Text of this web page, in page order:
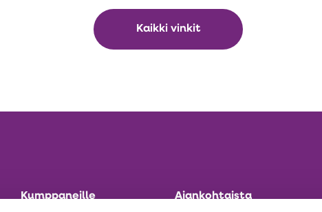
Kaikki vinkit
Kumppaneille Ajankohtaista